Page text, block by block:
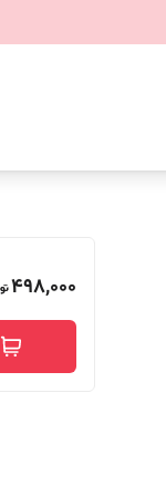
498,000